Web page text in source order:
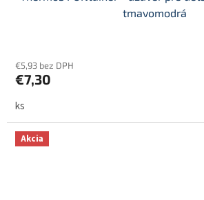
tmavomodrá
€5,93 bez DPH
€7,30
ks
Akcia